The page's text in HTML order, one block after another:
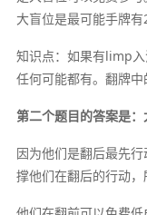
大盲位是最可能手牌有
知识点：如果有limp入
任何可能都有。翻牌中
第二个题目的答案是：
因为他们是翻后最先
撑他们在翻后的行动，